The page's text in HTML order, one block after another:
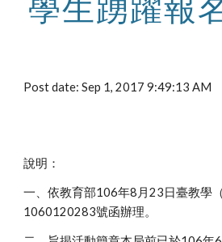
學生踴躍報
Post date: Sep 1, 2017 9:49:13 AM
說明：
一、依教育部106年8月23日臺教學
1060120283號函辦理。